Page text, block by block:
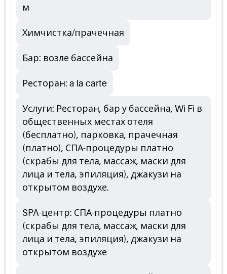
м
Химчистка/прачечная
Бар: возле бассейна
Ресторан: a la carte
Услуги: Ресторан, бар у бассейна, Wi Fi в
общественных местах отеля
(бесплатно), парковка, прачечная
(платно), СПА-процедуры платно
(скрабы для тела, массаж, маски для
лица и тела, эпиляция), джакузи на
открытом воздухе.
SPA-центр: СПА-процедуры платно
(скрабы для тела, массаж, маски для
лица и тела, эпиляция), джакузи на
открытом воздухе